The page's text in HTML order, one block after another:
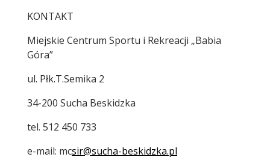
KONTAKT
Miejskie Centrum Sportu i Rekreacji „Babia
Góra”
ul. Płk.T.Semika 2
34-200 Sucha Beskidzka
tel. 512 450 733
e-mail: mcsir@sucha-beskidzka.pl